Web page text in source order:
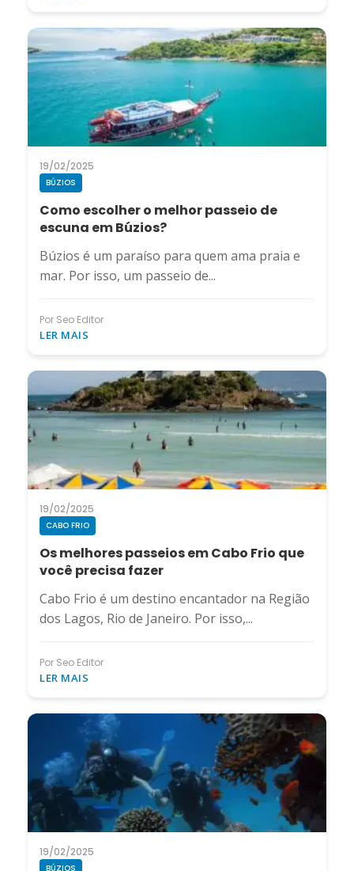
19/02/2025
BÚZIOS
Como escolher o melhor passeio de
escuna em Búzios?
Búzios é um paraíso para quem ama praia e
mar. Por isso, um passeio de...
Por Seo Editor
LER MAIS
19/02/2025
CABO FRIO
Os melhores passeios em Cabo Frio que
você precisa fazer
Cabo Frio é um destino encantador na Região
dos Lagos, Rio de Janeiro. Por isso,...
Por Seo Editor
LER MAIS
19/02/2025
BÚZIOS